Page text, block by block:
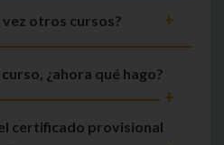
vez otros cursos?
¿ahora qué hago?
certificado provisional